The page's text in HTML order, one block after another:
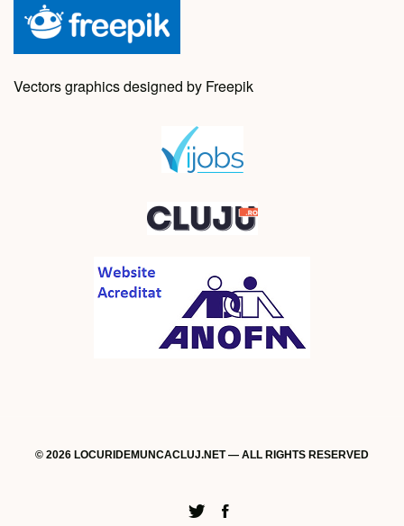
Vectors graphics designed by Freepik
© 2026 LOCURIDEMUNCACLUJ.NET — ALL RIGHTS RESERVED